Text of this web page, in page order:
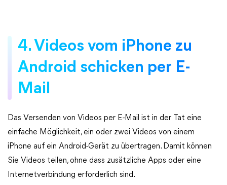
4. Videos vom iPhone zu
Android schicken per E-
Mail
Das Versenden von Videos per E-Mail ist in der Tat eine
einfache Möglichkeit, ein oder zwei Videos von einem
iPhone auf ein Android-Gerät zu übertragen. Damit können
Sie Videos teilen, ohne dass zusätzliche Apps oder eine
Internetverbindung erforderlich sind.